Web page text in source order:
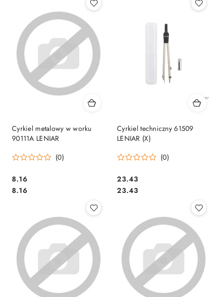
Cyrkiel metalowy w worku
90111A LENIAR
(0)
Cena:
8.16
Cena:
8.16
Cyrkiel techniczny 61509
LENIAR (X)
(0)
Cena:
23.43
Cena:
23.43